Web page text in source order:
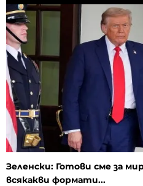
Зеленски: Готови сме за
всякакви формати...